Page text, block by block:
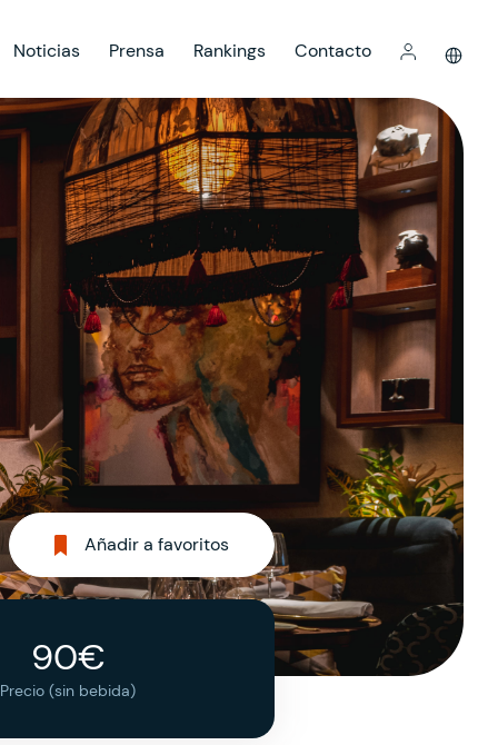
Noticias Prensa Rankings Contacto
Añadir a favoritos
90€
Precio (sin bebida)